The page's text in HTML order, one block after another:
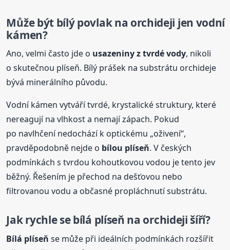
Může být bílý povlak na orchideji jen vodní
kámen?
Ano, velmi často jde o usazeniny z tvrdé vody, nikoli
o skutečnou plíseň. Bílý prášek na substrátu orchideje
bývá minerálního původu.
Vodní kámen vytváří tvrdé, krystalické struktury, které
nereagují na vlhkost a nemají zápach. Pokud
po navlhčení nedochází k optickému „oživení“,
pravděpodobně nejde o bílou plíseň. V českých
podmínkách s tvrdou kohoutkovou vodou je tento jev
běžný. Řešením je přechod na dešťovou nebo
filtrovanou vodu a občasné propláchnutí substrátu.
Jak rychle sebílá plíseň na orchideji šíří?
Bílá plíseň se může při ideálních podmínkách rozšířit